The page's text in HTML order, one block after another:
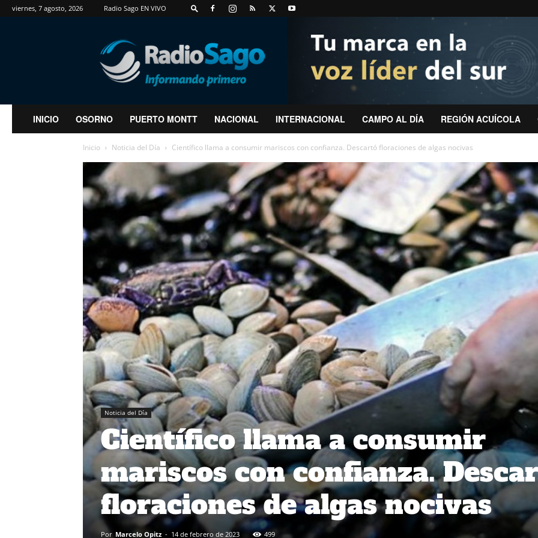
viernes, 7 agosto, 2026 Radio Sago EN VIVO
RadioSago
INICIO OSORNO PUERTO MONTT NACIONAL INTERNACIONAL CAMPO AL DÍA REGIÓN ACUÍCOLA
Inicio Noticia del Día Científico llama a consumir mariscos con confianza. Descartó floraciones de algas nocivas
Noticia del Día
Científico llama a consumir
mariscos con confianza.
floraciones de algas nocivas
Por Marcelo Opitz - 14 de febrero de 2023 499